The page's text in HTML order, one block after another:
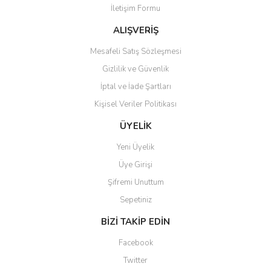
Ürün fiyatı diğer sitelerden daha pahalı.
Bu ürüne benzer farklı alternatifler olmalı.
Gönder
İletişim Formu
ALIŞVERİŞ
Mesafeli Satış Sözleşmesi
Gizlilik ve Güvenlik
İptal ve İade Şartları
Kişisel Veriler Politikası
ÜYELİK
Yeni Üyelik
Üye Girişi
Şifremi Unuttum
Sepetiniz
BİZİ TAKİP EDİN
Facebook
Twitter